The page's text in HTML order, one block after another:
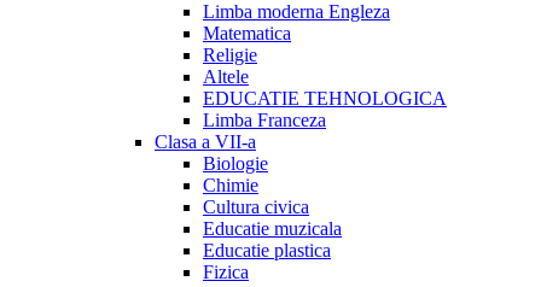
Limba moderna Engleza
Matematica
Religie
Altele
EDUCATIE TEHNOLOGICA
Limba Franceza
Clasa a VII-a
Biologie
Chimie
Cultura civica
Educatie muzicala
Educatie plastica
Fizica